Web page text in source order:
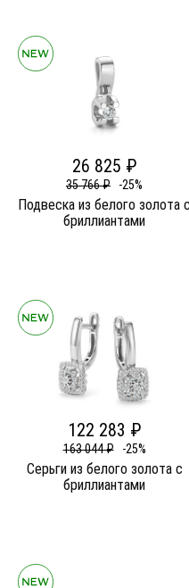
26 825 ₽
35 766 ₽ -25%
Подвеска из белого золота c
бриллиантами
122 283 ₽
163 044 ₽ -25%
Серьги из белого золота c
бриллиантами